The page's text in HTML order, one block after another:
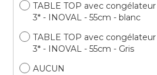
TABLE TOP avec congélateur
3* - INOVAL - 55cm - blanc
TABLE TOP avec congélateur
3* - INOVAL - 55cm - Gris
AUCUN